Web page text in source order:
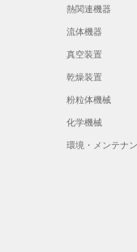
熱関連機器
流体機器
真空装置
乾燥装置
粉粒体機械
化学機械
環境・メンテナ